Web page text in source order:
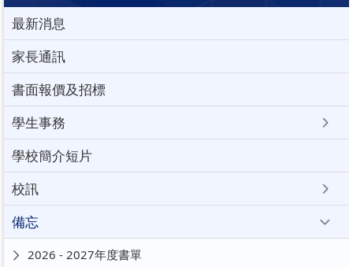
最新消息
家長通訊
書面報價及招標
學生事務
學校簡介短片
校訊
備忘
2026 - 2027年度書單